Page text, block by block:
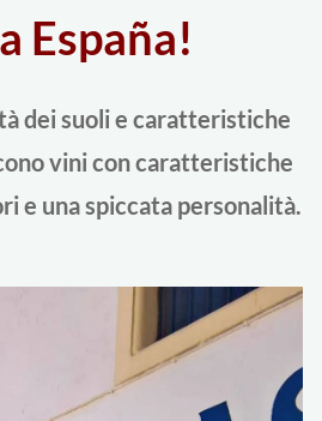
España!
dei suoli e caratteristiche
vini con caratteristiche
e una spiccata personalità.